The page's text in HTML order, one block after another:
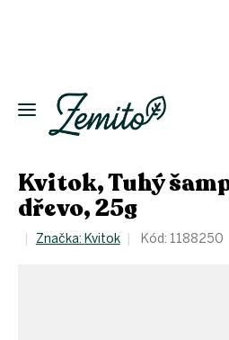
Eko
domácnost
Kosmetika
Eko
láhve
Akce
Kvitok, Tuhý
dřevo, 25g
Značka: Kvitok Kód: 1188250